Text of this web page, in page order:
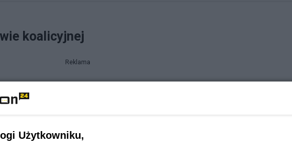
koalicyjnej
Reklama
że 20 proc. najcenniejszych przyrodniczo i społecznie obszarów
W styczniu 2024 roku Ministerstwo Klimatu i Środowiska wydało
pozyskiwania drewna w lasach Skarbu Państwa pozostających w
Użytkowniku,